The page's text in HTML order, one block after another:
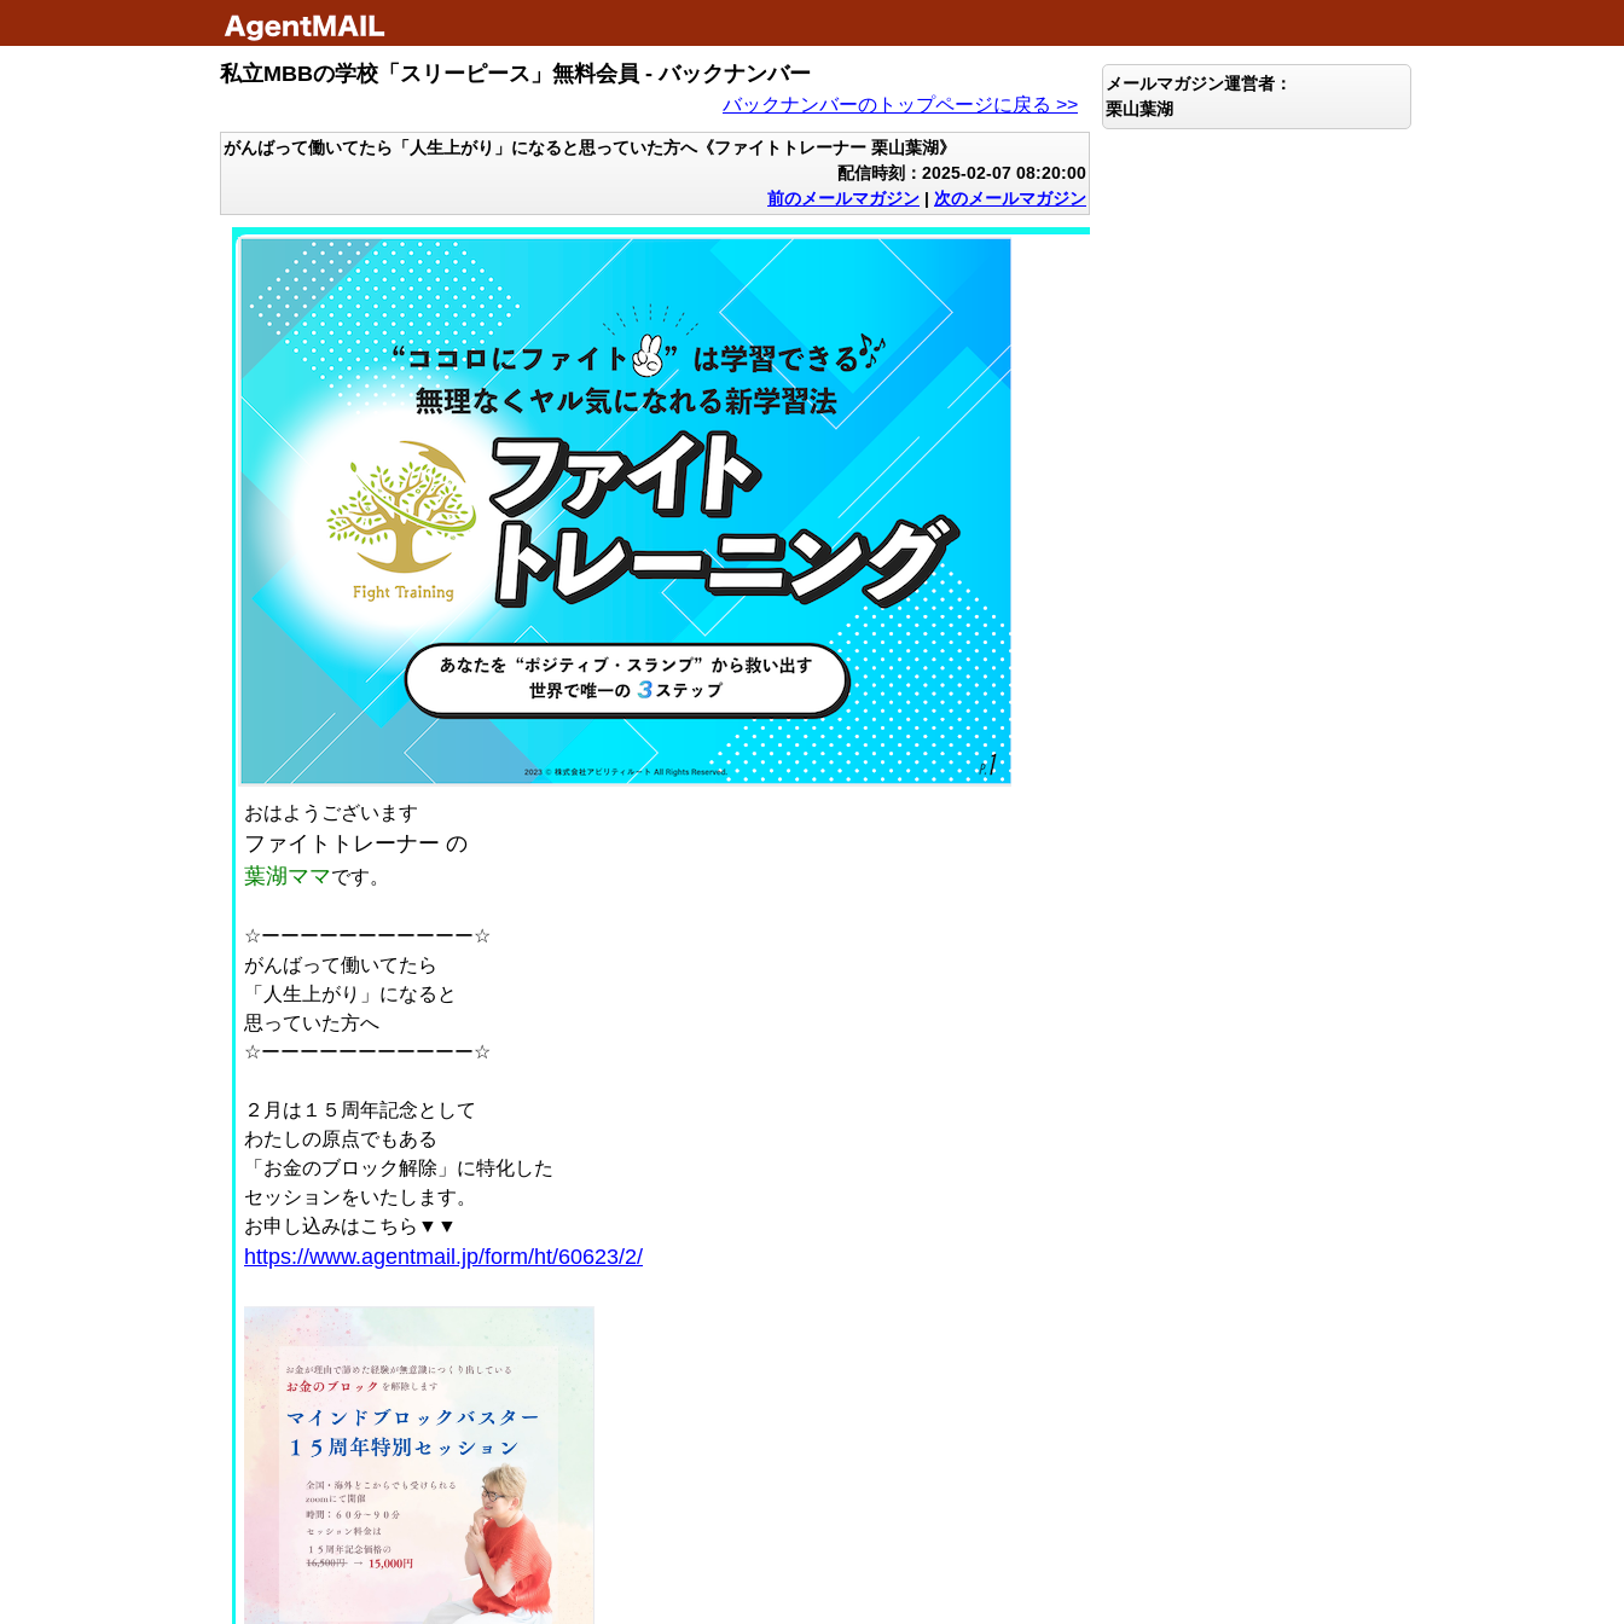
私立MBBの学校「スリーピース」無料会員 - バックナンバー
バックナンバーのトップページに戻る >>
がんばって働いてたら「人生上がり」になると思っていた方へ《ファイトトレーナー 栗山葉湖》
配信時刻：2025-02-07 08:20:00
前のメールマガジン | 次のメールマガジン
おはようございます
ファイトトレーナー の
葉湖ママです。
☆ーーーーーーーーーーー☆
がんばって働いてたら
「人生上がり」になると
思っていた方へ
☆ーーーーーーーーーーー☆
２月は１５周年記念として
わたしの原点でもある
「お金のブロック解除」に特化した
セッションをいたします。
お申し込みはこちら▼▼
https://www.agentmail.jp/form/ht/60623/2/
メールマガジン運営者：
栗山葉湖